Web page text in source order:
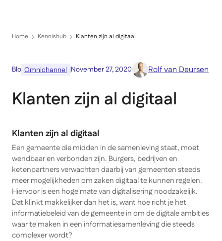
Direct naar inhoud
Home Kennishub Klanten zijn al digitaal
BlogOmnichannel November 27, 2020 Rolf van Deursen
Klanten zijn al digitaal
Klanten zijn al digitaal
Een gemeente die midden in de samenleving staat, moet
wendbaar en verbonden zijn. Burgers, bedrijven en
ketenpartners verwachten daarbij van gemeenten steeds
meer mogelijkheden om zaken digitaal te kunnen regelen.
Hiervoor is een hoge mate van digitalisering noodzakelijk.
Dat klinkt makkelijker dan het is, want hoe richt je het
informatiebeleid van de gemeente in om de digitale ambities
waar te maken in een informatiesamenleving die steeds
complexer wordt?